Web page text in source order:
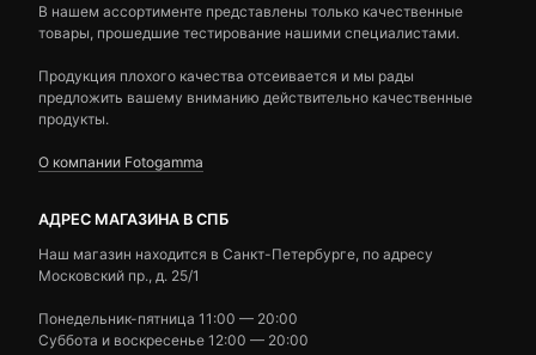
В нашем ассортименте представлены только качественные
товары, прошедшие тестирование нашими специалистами.
Продукция плохого качества отсеивается и мы рады
предложить вашему вниманию действительно качественные
продукты.
О компании Fotogamma
АДРЕС МАГАЗИНА В СПБ
Наш магазин находится в Санкт-Петербурге, по адресу
Московский пр., д. 25/1
Понедельник-пятница 11:00 — 20:00
Суббота и воскресенье 12:00 — 20:00